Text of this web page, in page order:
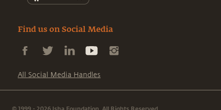
Find us on Social Media
All Social Media Handles
© 1999 - 2026 Isha Foundation. All Rights Reserved.